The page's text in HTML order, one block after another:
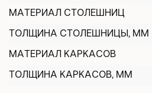
МАТЕРИАЛ СТОЛЕШНИЦ
ТОЛЩИНА СТОЛЕШНИЦЫ, ММ
МАТЕРИАЛ КАРКАСОВ
ТОЛЩИНА КАРКАСОВ, ММ